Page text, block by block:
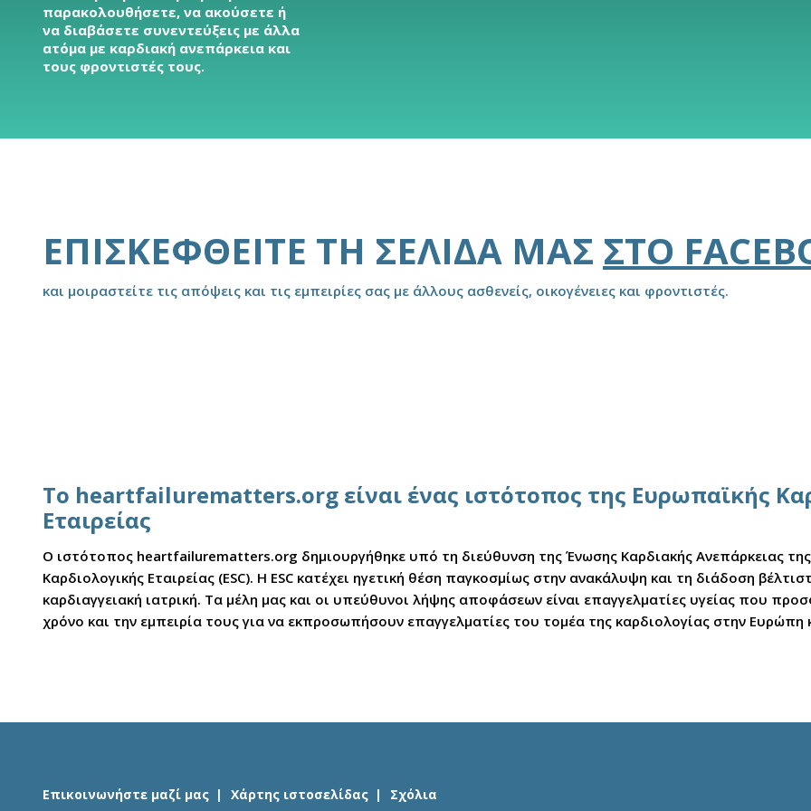
παρακολουθήσετε, να ακούσετε ή
να διαβάσετε συνεντεύξεις με άλλα
ατόμα με καρδιακή ανεπάρκεια και
τους φροντιστές τους.
ΕΠΙΣΚΕΦΘΕΊΤΕ ΤΗ ΣΕΛΊΔΑ ΜΑΣ ΣΤΟ
και μοιραστείτε τις απόψεις και τις εμπειρίες σας με άλλους ασθενείς, οικογένειες και φροντιστές.
Το heartfailurematters.org είναι ένας ιστότοπος της Ευρωπαϊκής
Εταιρείας
Ο ιστότοπος heartfailurematters.org δημιουργήθηκε υπό τη διεύθυνση της Ένωσης Καρδιακής Ανεπάρκειας
Καρδιολογικής Εταιρείας (ESC). Η ESC κατέχει ηγετική θέση παγκοσμίως στην ανακάλυψη και τη διάδοση
καρδιαγγειακή ιατρική. Τα μέλη μας και οι υπεύθυνοι λήψης αποφάσεων είναι επαγγελματίες υγείας που
χρόνο και την εμπειρία τους για να εκπροσωπήσουν επαγγελματίες του τομέα της καρδιολογίας στην
Επικοινωνήστε μαζί μας Χάρτης ιστοσελίδας Σχόλια